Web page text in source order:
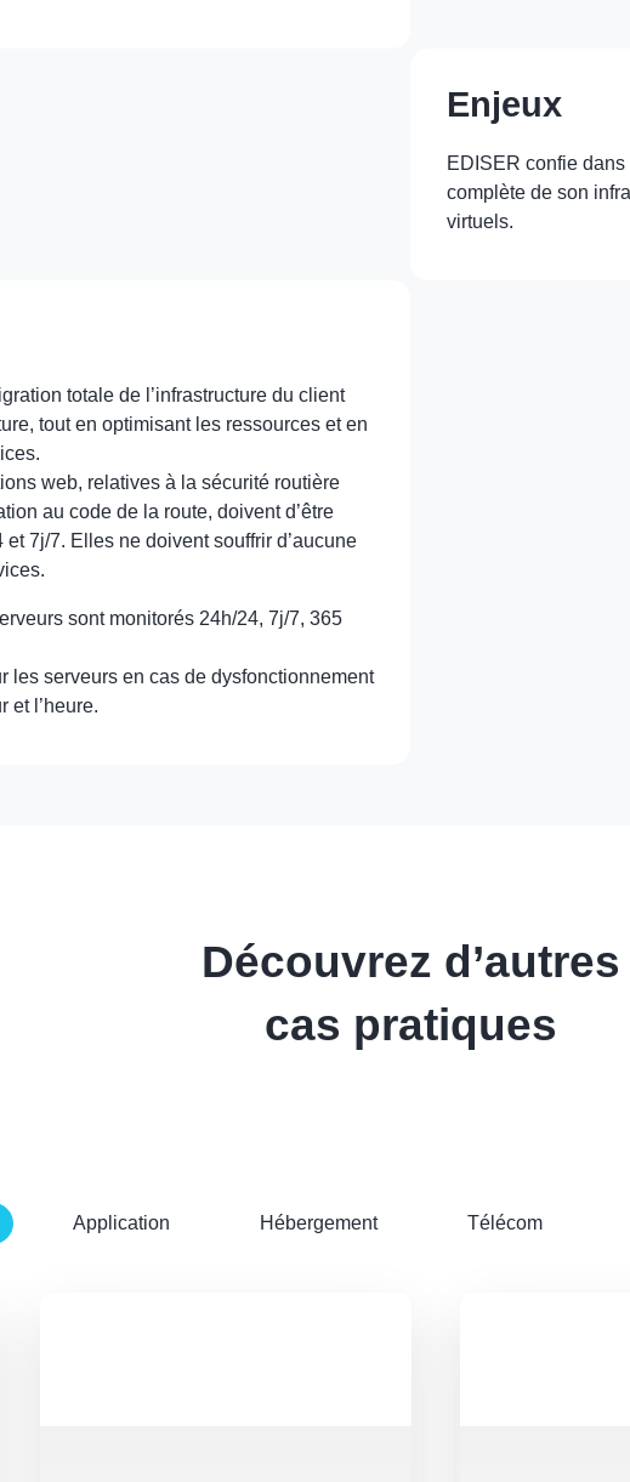
Enjeux
EDISER confie
complète de son
virtuels.
totale de l’infrastructure du client
tout en optimisant les ressources et en
web, relatives à la sécurité routière
au code de la route, doivent d’être
7j/7. Elles ne doivent souffrir d’aucune
sont monitorés 24h/24, 7j/7, 365
les serveurs en cas de dysfonctionnement
et l’heure.
Découvrez d’autres
cas pratiques
Application Hébergement Télécom